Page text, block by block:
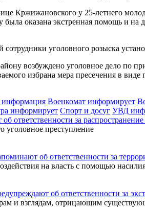
Кржижановского у 25-летнего
оказана экстренная помощь и
уголовного розыска
возбуждено уголовное дело по
избрана мера пресечения в
Военкомат информирует
информирует Спорт и досуг УВД
за распространение
уголовное преступление
об ответственности за
на власть с помощью
об ответственности за
и взглядам, отрицающим